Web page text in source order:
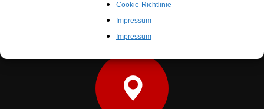
Cookie-Richtlinie
Impressum
Impressum
Guter Preis
Barzahlung & Unschlagbaren Preis in Schweiz